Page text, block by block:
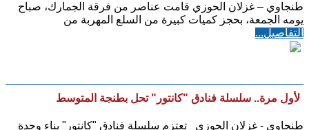
طنجاوي – غزلان الحوزي قامت عناصر من فرقة الجمارك، صباح
يومه الجمعة، بحجز كميات كبيرة من السلع المهربة من
التفاصيل...
لأول مرة.. سلسلة فنادق "كانتور" تحل بطنجة المتوسط
طنجاوي - غزلان الحوزي تعتزم سلسلة فنادق "كانتور" بناء وحدة